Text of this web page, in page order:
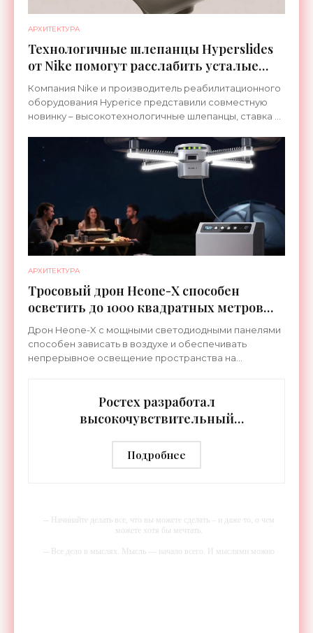
АРХИТЕКТУРА
Технологичные шлепанцы Hyperslides
от Nike помогут расслабить усталые
ноги после тренировки - «Гаджеты»
Компания Nike и производитель реабилитационного
оборудования Hyperice представили совместную
новинку – высокотехнологичные шлепанцы, ставка в
АРХИТЕКТУРА
Тросовый дрон Heone-X способен
осветить до 1000 квадратных метров
земли - «Беспилотники»
Дрон Heone-X с мощными светодиодными панелями
способен зависать в воздухе и обеспечивать
непрерывное освещение пространства на
Ростех разработал
высокочувствительный
дальностью распознавания до 2 км
- «Гаджеты»
Подробнее
-- Начинайте делать все, что вы можете сделать – и даже то, о чем
можете хотя бы мечтать.
-- Все дело в мыслях. Мысль — начало всего. И мыслями можно